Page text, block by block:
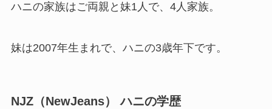
ハニの家族はご両親と妹1人で、4人家族。
妹は2007年生まれで、ハニの3歳年下です。
NJZ（NewJeans） ハニの学歴